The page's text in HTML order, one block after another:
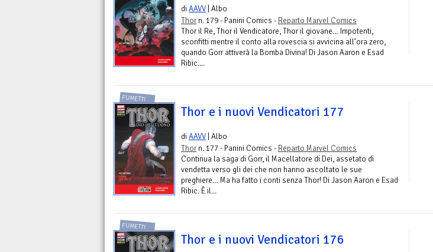
diAAVV | Albo
Thorn. 179 - Panini Comics - Reparto Marvel Comics
Thor il Re, Thor il Vendicatore, Thor il giovane… Impotenti,
sconfitti mentre il conto alla rovescia si avvicina all’ora zero,
quando Gorr attiverà la Bomba Divina! Di Jason Aaron e Esad
Ribic....
FUMETTI
Thor e i nuovi Vendicatori 177
diAAVV | Albo
Thorn. 177 - Panini Comics - Reparto Marvel Comics
Continua la saga di Gorr, il Macellatore di Dei, assetato di
vendetta verso gli dei che non hanno ascoltato le sue
preghiere… Ma ha fatto i conti senza Thor! Di Jason Aaron e Esad
Ribic. È il...
FUMETTI
Thor e i nuovi Vendicatori 176